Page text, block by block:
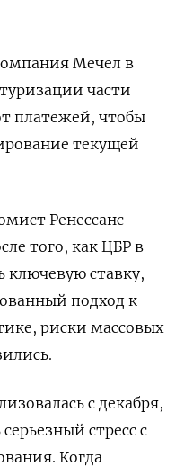
Мечел в
части
платежей, чтобы
текущей
Ренессанс
того, как ЦБР в
ключевую ставку,
подход к
риски массовых
с декабря,
стресс с
Когда